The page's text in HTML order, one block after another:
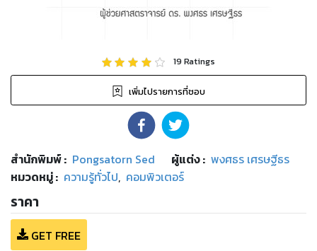
19Ratings
เพิ่มไปรายการที่ชอบ
สำนักพิมพ์: Pongsatorn Sed ผู้แต่ง : พงศธร เศรษฐีธร
หมวดหมู่: ความรู้ทั่วไป, คอมพิวเตอร์
ราคา
GET FREE